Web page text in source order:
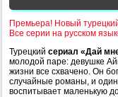
Премьера! Новый
Все серии на русском
Турецкий сериал «Дай
молодой паре: девушке
жизни все схвачено. Он
случайные романы, и один
воспитывает маленькую